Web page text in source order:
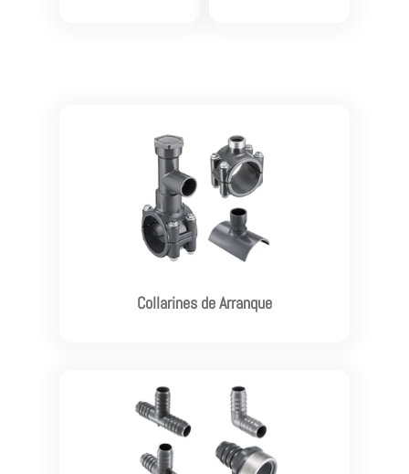
Collarines de Arranque

Ver más
Ver más